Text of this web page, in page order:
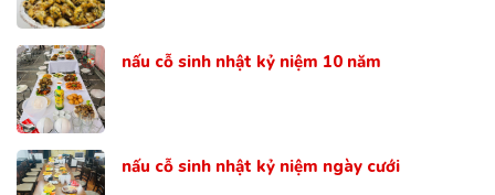
nấu cỗ sinh nhật kỷ niệm 10 năm
nấu cỗ sinh nhật kỷ niệm ngày cưới